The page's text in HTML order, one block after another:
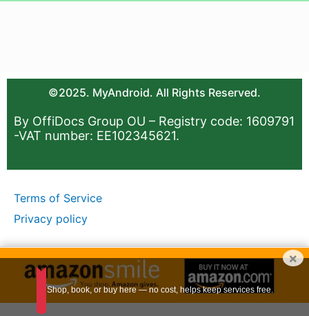
©2025. MyAndroid. All Rights Reserved.
By OffiDocs Group OU – Registry code: 1609791
-VAT number: EE102345621.
Terms of Service
Privacy policy
×
Shop, book, or buy here — no cost, helps keep services free.